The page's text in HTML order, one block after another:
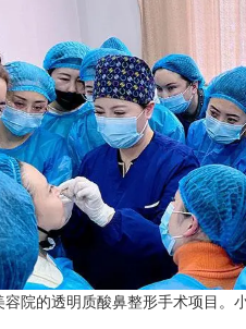
院的透明质酸鼻整形手术项目